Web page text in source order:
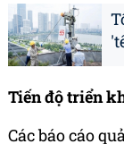
Tiến độ triển
Các báo cáo